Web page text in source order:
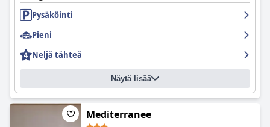
Pysäköinti
Pieni
Neljä tähteä
Näytä lisää
Mediterranee